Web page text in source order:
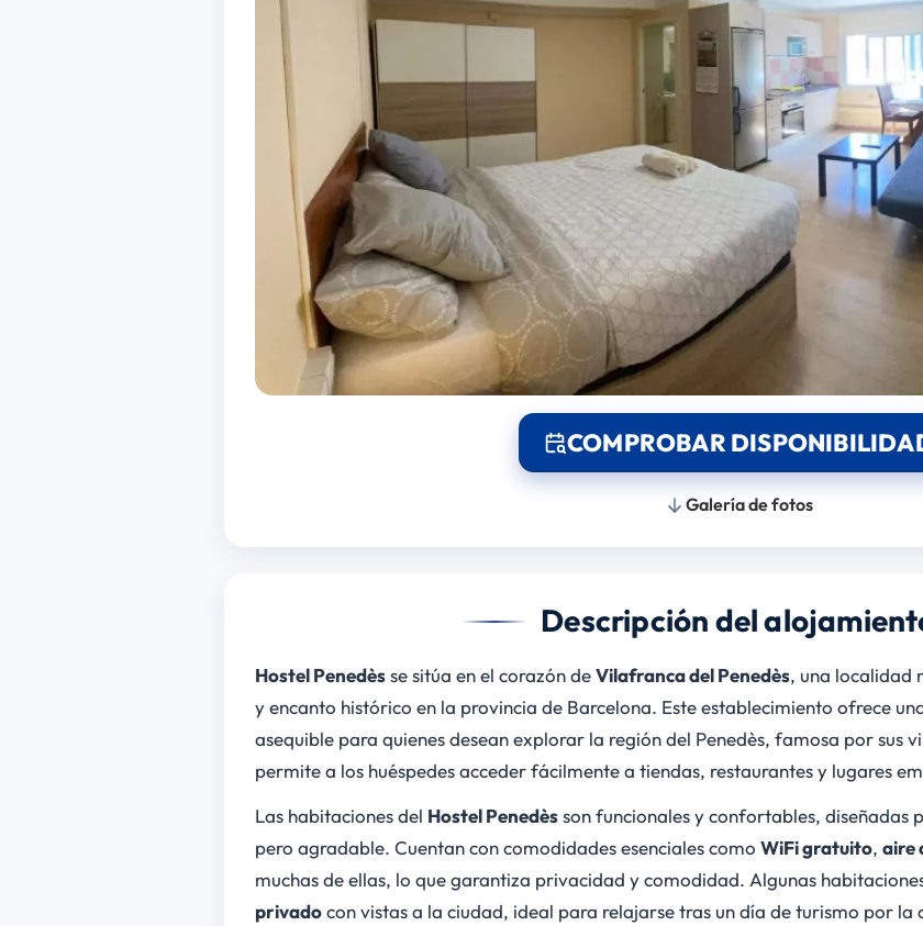
COMPROBAR
Galería de fotos
Descripción del
Hostel Penedèsse sitúa en el corazón deVilafranca del Penedès, una localidad
y encanto histórico en la provincia de Barcelona. Este establecimiento ofrece
asequible para quienes desean explorar la región del Penedès, famosa por sus
permite a los huéspedes acceder fácilmente a tiendas, restaurantes y lugares
Las habitaciones del Hostel Penedèsson funcionales y confortables, diseñadas
pero agradable. Cuentan con comodidades esenciales como WiFi gratuito, aire
muchas de ellas, lo que garantiza privacidad y comodidad. Algunas
privadocon vistas a la ciudad, ideal para relajarse tras un día de turismo por la